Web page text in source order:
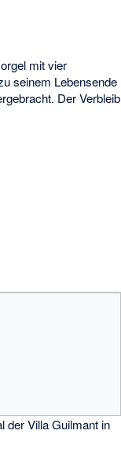
mit vier
seinem Lebensende
Der Verbleib
der Villa Guilmant in